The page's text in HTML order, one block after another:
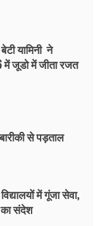
यामिनी ने
जूडो में जीता रजत
से पड़ताल
में गूंजा सेवा,
का संदेश